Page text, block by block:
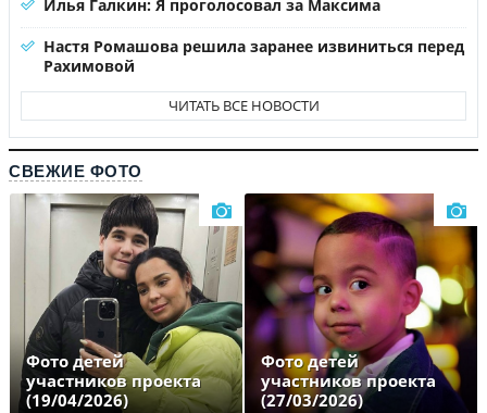
Илья Галкин: Я проголосовал за Максима
Настя Ромашова решила заранее извиниться перед
Рахимовой
ЧИТАТЬ ВСЕ НОВОСТИ
СВЕЖИЕ ФОТО
Фото детей
участников проекта
(19/04/2026)
Фото детей
участников проекта
(27/03/2026)